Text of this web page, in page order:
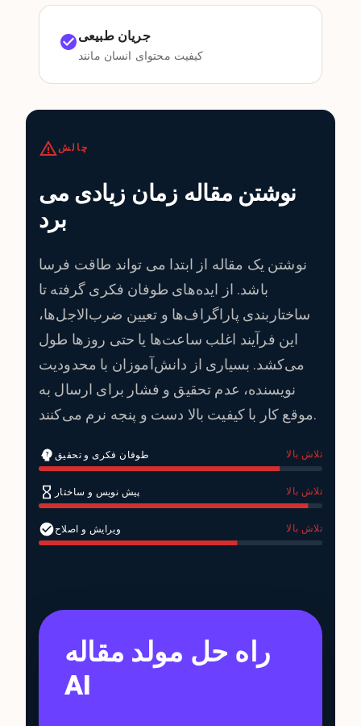
جریان طبیعی
کیفیت محتوای انسان مانند
چالش
نوشتن مقاله زمان زیادی می
برد
نوشتن یک مقاله از ابتدا می تواند طاقت فرسا
باشد. از ایده‌های طوفان فکری گرفته تا
ساختاربندی پاراگراف‌ها و تعیین ضرب‌الاجل‌ها،
این فرآیند اغلب ساعت‌ها یا حتی روزها طول
می‌کشد. بسیاری از دانش‌آموزان با محدودیت
نویسنده، عدم تحقیق و فشار برای ارسال به
موقع کار با کیفیت بالا دست و پنجه نرم می‌کنند.
طوفان فکری و تحقیق تلاش بالا
پیش نویس و ساختار تلاش بالا
ویرایش و اصلاح تلاش بالا
راه حل مولد مقاله
AI